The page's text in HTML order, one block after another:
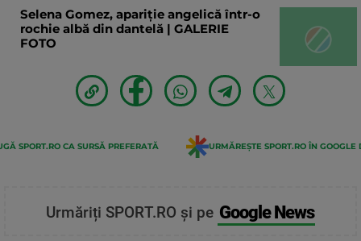
Selena Gomez, apariție angelică într-o
rochie albă din dantelă | GALERIE
FOTO
SPORT.RO CA SURSĂ PREFERATĂ URMĂREȘTE SPORT.RO ÎN GOOGLE
Urmăriți SPORT.RO și pe Google News